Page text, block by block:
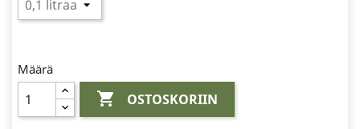
Määrä
 OSTOSKORIIN